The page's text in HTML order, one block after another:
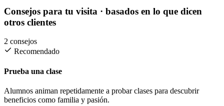
Consejos para tu visita · basados en lo que dicen
otros clientes
2 consejos
Recomendado
Prueba una clase
Alumnos animan repetidamente a probar clases para descubrir
beneficios como familia y pasión.